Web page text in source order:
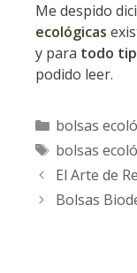
Me despido
ecológicas
y para todo
podido leer.
Categorías
bolsas
Etiquetas
bolsas
El Arte de
Bolsas